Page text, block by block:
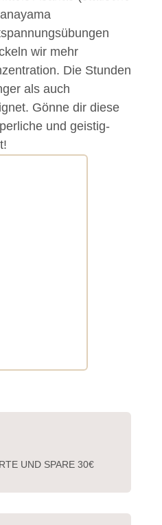
wir mehr
Die Stunden
als auch
Gönne dir diese
und geistig-
UND SPARE 30€